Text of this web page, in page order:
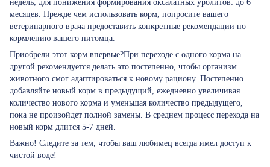
недель; для понижения формирования оксалатных уролитов: до 6
месяцев. Прежде чем использовать корм, попросите вашего
ветеринарного врача предоставить конкретные рекомендации по
кормлению вашего питомца.
Приобрели этот корм впервые?При переходе с одного корма на
другой рекомендуется делать это постепенно, чтобы организм
животного смог адаптироваться к новому рациону. Постепенно
добавляйте новый корм в предыдущий, ежедневно увеличивая
количество нового корма и уменьшая количество предыдущего,
пока не произойдет полной замены. В среднем процесс перехода на
новый корм длится 5-7 дней.
Важно! Следите за тем, чтобы ваш любимец всегда имел доступ к
чистой воде!